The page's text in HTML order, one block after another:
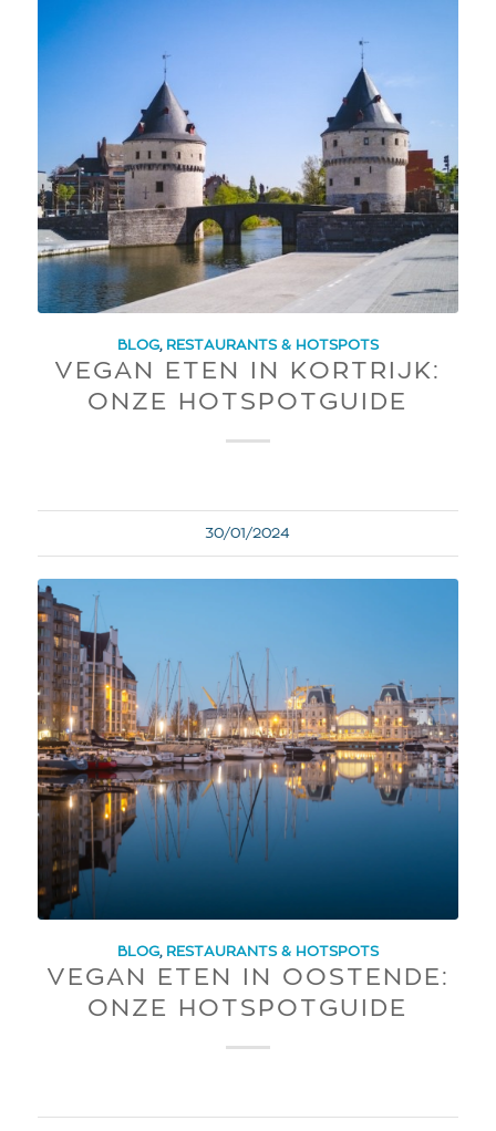
BLOG, RESTAURANTS & HOTSPOTS
VEGAN ETEN IN KORTRIJK:
ONZE HOTSPOTGUIDE
30/01/2024
BLOG, RESTAURANTS & HOTSPOTS
VEGAN ETEN IN OOSTENDE:
ONZE HOTSPOTGUIDE